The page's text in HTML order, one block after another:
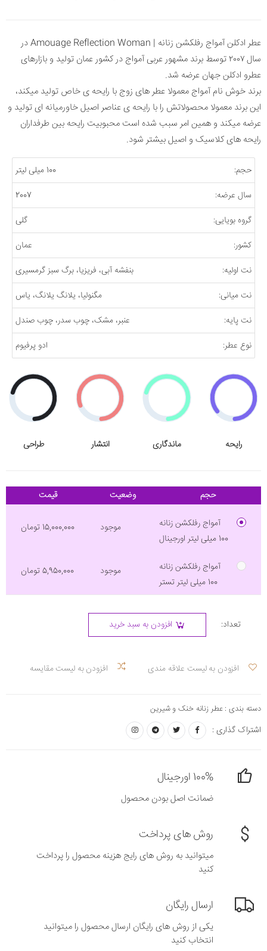
عطر ادکلن آمواج رفلکشن زنانه | Amouage Reflection Woman در
سال ۲۰۰۷ توسط برند مشهور عربی آمواج در کشور عمان تولید و بازارهای
عطرو ادکلن جهان عرضه شد.
برند خوش نام آمواج معمولا عطر های زوج با رایحه ی خاص تولید میکند،
این برند معمولا محصولاتش را با رایحه ی عناصر اصیل خاورمیانه ای تولید و
عرضه میکند و همین امر سبب شده است محبوبیت رایحه بین طرفداران
رایحه های کلاسیک و اصیل بیشتر شود.
حجم:
100 میلی لیتر
سال عرضه:
2007
گروه بویایی:
گلی
کشور:
عمان
نت اولیه:
بنفشه آبی، فریزیا، برگ سبز گرمسیری
نت میانی:
مگنولیا، یلانگ یلانگ، یاس
نت پایه:
عنبر، مشک، چوب سدر، چوب صندل
نوع عطر:
ادو پرفیوم
رایحه ماندگاری انتشار طراحی
حجم وضعیت قیمت
آمواج رفلکشن زنانه
100 میلی لیتر اورجینال
موجود 15,000,000 تومان
آمواج رفلکشن زنانه
100 میلی لیتر تستر
موجود 5,950,000 تومان
تعداد: افزودن به سبد خرید
افزودن به لیست علاقه مندی افزودن به لیست مقایسه
دسته بندی :عطر زنانه خنک و شیرین
اشتراک گذاری :
100% اورجینال
ضمانت اصل بودن محصول
روش های پرداخت
میتوانید به روش های رایج هزینه محصول را پرداخت
کنید
ارسال رایگان
یکی از روش های رایگان ارسال محصول را میتوانید
انتخاب کنید